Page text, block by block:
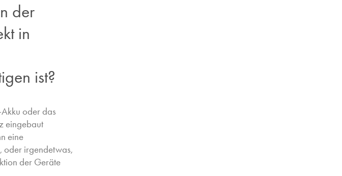
der
in
ist?
oder das
eingebaut
eine
oder irgendetwas,
der Geräte